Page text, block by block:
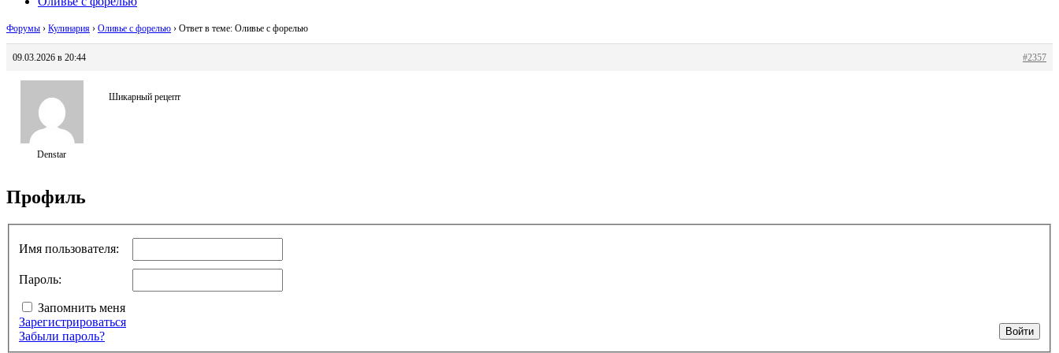
Форумы › Кулинария › Оливье с форелью › Ответ в теме: Оливье с форелью
09.03.2026 в 20:44 #2357
Denstar
Шикарный рецепт
Профиль
Имя пользователя:
Пароль:
Запомнить меня
Войти
Зарегистрироваться
Забыли пароль?